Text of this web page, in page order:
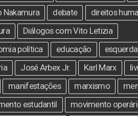
Nakamura
debate
direitos
Diálogos com Vito Letizia
política
educação esquerda
José Arbex Jr. Karl Marx
manifestações marxismo
estudantil
movimento